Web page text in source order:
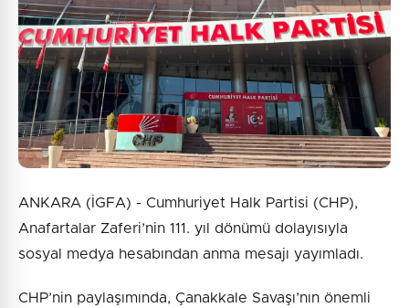
ANKARA (İGFA) - Cumhuriyet Halk Partisi (CHP),
Anafartalar Zaferi’nin 111. yıl dönümü dolayısıyla
sosyal medya hesabından anma mesajı yayımladı.
CHP’nin paylaşımında, Çanakkale Savaşı’nın önemli